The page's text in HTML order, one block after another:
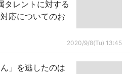
レントに対する
応についてのお
2020/9/8(Tu) 13:45
」を逃したのは